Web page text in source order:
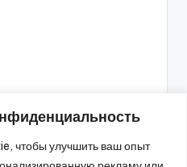
чтобы улучшить ваш опыт